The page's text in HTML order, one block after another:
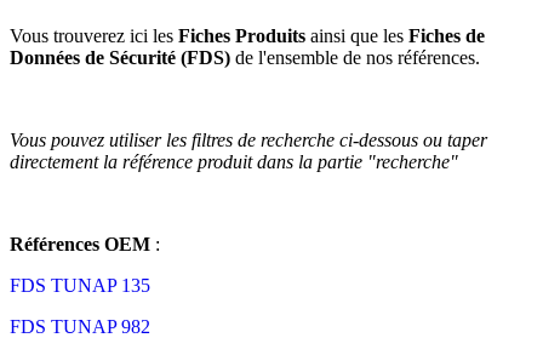
Vous trouverez ici les Fiches Produits ainsi que les Fiches de
Données de Sécurité (FDS) de l'ensemble de nos références.
Vous pouvez utiliser les filtres de recherche ci-dessous ou taper
directement la référence produit dans la partie "recherche"
Références OEM :
FDS TUNAP 135
FDS TUNAP 982